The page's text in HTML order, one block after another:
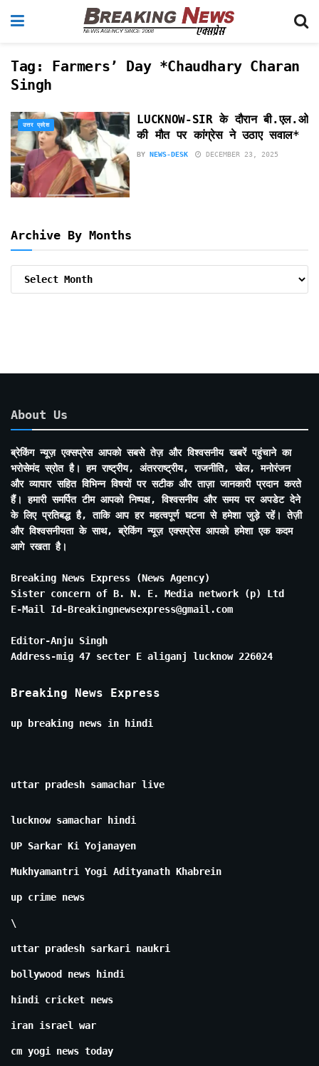
Tag: Farmers’ Day *Chaudhary Charan
Singh
उत्तर प्रदेश
LUCKNOW-SIR के दौरान बी.एल.ओ
की मौत पर कांग्रेस ने उठाए सवाल*
BY NEWS-DESK DECEMBER 23, 2025
Archive By Months
About Us
ब्रेकिंग न्यूज़ एक्सप्रेस आपको सबसे तेज़ और विश्वसनीय खबरें पहुंचाने का
भरोसेमंद स्रोत है। हम राष्ट्रीय, अंतरराष्ट्रीय, राजनीति, खेल, मनोरंजन
और व्यापार सहित विभिन्न विषयों पर सटीक और ताज़ा जानकारी प्रदान करते
हैं। हमारी समर्पित टीम आपको निष्पक्ष, विश्वसनीय और समय पर अपडेट देने
के लिए प्रतिबद्ध है, ताकि आप हर महत्वपूर्ण घटना से हमेशा जुड़े रहें। तेज़ी
और विश्वसनीयता के साथ, ब्रेकिंग न्यूज़ एक्सप्रेस आपको हमेशा एक कदम
आगे रखता है।
Breaking News Express (News Agency)
Sister concern of B. N. E. Media network (p) Ltd
E-Mail Id-Breakingnewsexpress@gmail.com
Editor-Anju Singh
Address-mig 47 secter E aliganj lucknow 226024
Breaking News Express
up breaking news in hindi
uttar pradesh samachar live
lucknow samachar hindi
UP Sarkar Ki Yojanayen
Mukhyamantri Yogi Adityanath Khabrein
up crime news
\
uttar pradesh sarkari naukri
bollywood news hindi
hindi cricket news
iran israel war
cm yogi news today